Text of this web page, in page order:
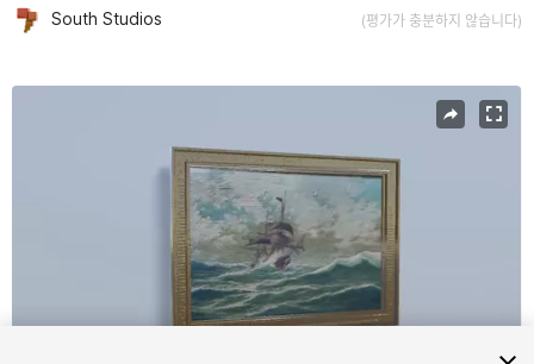
South Studios (평가가 충분하지 않습니다)